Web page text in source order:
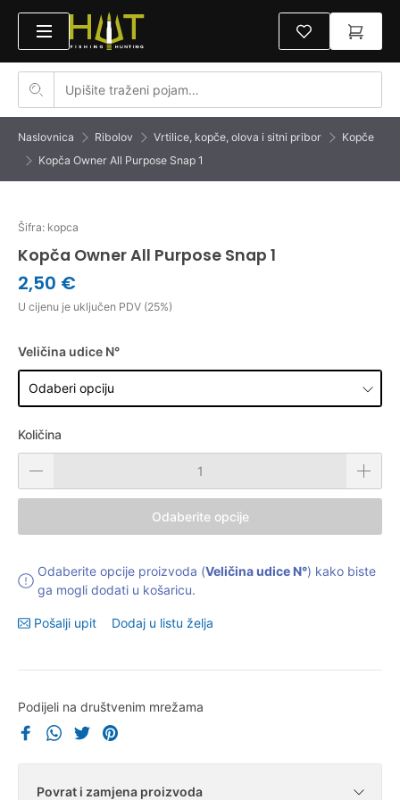
Naslovnica Ribolov Vrtilice, kopče, olova i sitni pribor
Kopče
Kopča Owner All Purpose Snap 1
Šifra: kopca
Kopča Owner All Purpose Snap 1
2,50 €
U cijenu je uključen PDV (25%)
Veličina udice N°
Količina
Odaberite opcije
Odaberite opcije proizvoda (Veličina udice N°) kako biste
ga mogli dodati u košaricu.
Pošalji upit Dodaj u listu želja
Podijeli na društvenim mrežama
Povrat i zamjena proizvoda